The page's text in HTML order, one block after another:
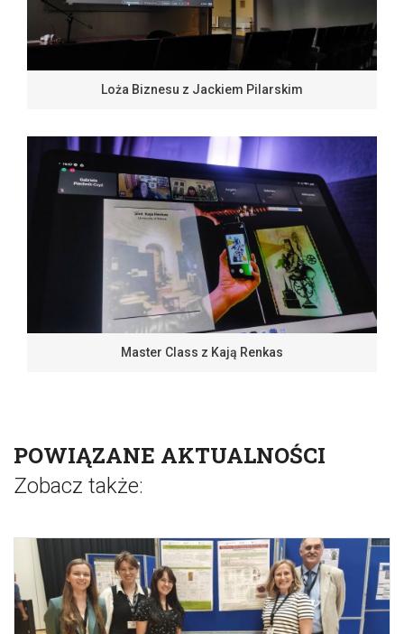
Loża Biznesu z Jackiem Pilarskim
Master Class z Kają Renkas
POWIĄZANE AKTUALNOŚCI
Zobacz także: